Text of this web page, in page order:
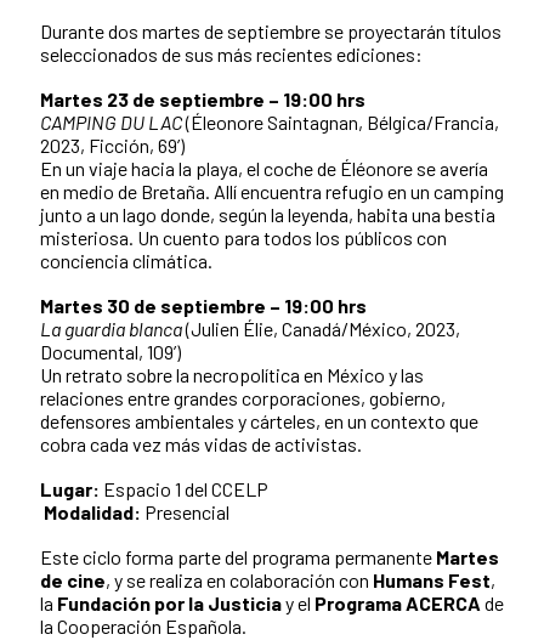
Durante dos martes de septiembre se proyectarán títulos
seleccionados de sus más recientes ediciones:
Martes 23 de septiembre – 19:00 hrs
CAMPING DU LAC(Éleonore Saintagnan, Bélgica/Francia,
2023, Ficción, 69’)
En un viaje hacia la playa, el coche de Éléonore se avería
en medio de Bretaña. Allí encuentra refugio en un camping
junto a un lago donde, según la leyenda, habita una bestia
misteriosa. Un cuento para todos los públicos con
conciencia climática.
Martes 30 de septiembre – 19:00 hrs
La guardia blanca(Julien Élie, Canadá/México, 2023,
Documental, 109’)
Un retrato sobre la necropolítica en México y las
relaciones entre grandes corporaciones, gobierno,
defensores ambientales y cárteles, en un contexto que
cobra cada vez más vidas de activistas.
Lugar: Espacio 1 del CCELP
Modalidad: Presencial
Este ciclo forma parte del programa permanente Martes
de cine, y se realiza en colaboración con Humans Fest,
la Fundación por la Justiciay el Programa ACERCA de
la Cooperación Española.